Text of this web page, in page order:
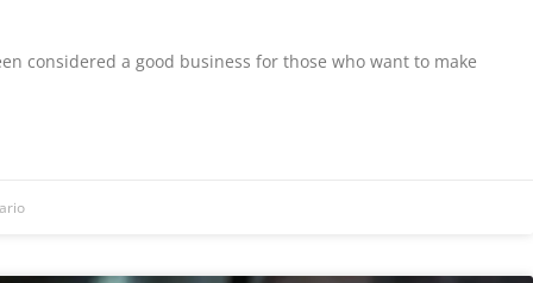
considered a good business for those who want to make